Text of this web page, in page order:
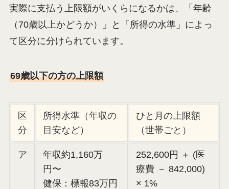
実際に支払う上限額がいくらになるかは、「年齢
（70歳以上かどうか）」と「所得の水準」によっ
て区分に分けられています。
69歳以下の方の上限額
区
分
所得水準（年収の
目安など）
ひと月の上限額
（世帯ごと）
ア
年収約1,160万
円〜
健保：標報83万円
252,600円 ＋ (医
療費 － 842,000)
× 1%